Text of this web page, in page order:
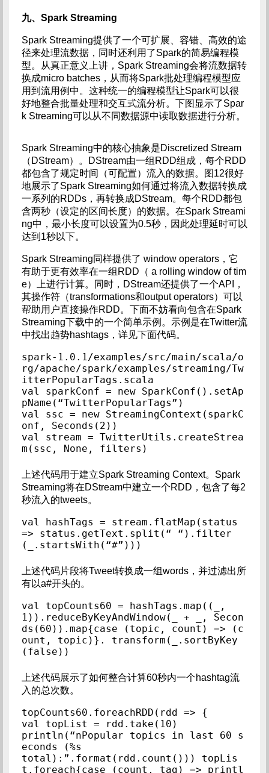
九、Spark Streaming
Spark Streaming提供了一个可扩展、容错、高效的途
径来处理流数据，同时还利用了Spark的简易编程模
型。从真正意义上讲，Spark Streaming会将流数据转
换成micro batches，从而将Spark批处理编程模型应
用到流用例中。这种统一的编程模型让Spark可以很
好地整合批量处理和交互式流分析。下图显示了Spar
k Streaming可以从不同数据源中读取数据进行分析。
Spark Streaming中的核心抽象是Discretized Stream
（DStream）。DStream由一组RDD组成，每个RDD
都包含了规定时间（可配置）流入的数据。图12很好
地展示了Spark Streaming如何通过将流入数据转换成
一系列的RDDs，再转换成DStream。每个RDD都包
含两秒（设定的区间长度）的数据。在Spark Streami
ng中，最小长度可以设置为0.5秒，因此处理延时可以
达到1秒以下。
Spark Streaming同样提供了 window operators，它
有助于更有效率在一组RDD（ a rolling window of tim
e）上进行计算。同时，DStream还提供了一个API，
其操作符（transformations和output operators）可以
帮助用户直接操作RDD。下面不妨看向包含在Spark
Streaming下载中的一个简单示例。示例是在Twitter流
中找出趋势hashtags，详见下面代码。
spark-1.0.1/examples/src/main/scala/o
rg/apache/spark/examples/streaming/Tw
itterPopularTags.scala
val sparkConf = new SparkConf().setAp
pName(“TwitterPopularTags”)
val ssc = new StreamingContext(sparkC
onf, Seconds(2))
val stream = TwitterUtils.createStrea
m(ssc, None, filters)
上述代码用于建立Spark Streaming Context。Spark
Streaming将在DStream中建立一个RDD，包含了每2
秒流入的tweets。
val hashTags = stream.flatMap(status
=> status.getText.split(“ “).filter
(_.startsWith(“#”)))
上述代码片段将Tweet转换成一组words，并过滤出所
有以a#开头的。
val topCounts60 = hashTags.map((_,
1)).reduceByKeyAndWindow(_ + _, Secon
ds(60)).map{case (topic, count) => (c
ount, topic)}. transform(_.sortByKey
(false))
上述代码展示了如何整合计算60秒内一个hashtag流
入的总次数。
topCounts60.foreachRDD(rdd => {
val topList = rdd.take(10)
println(“nPopular topics in last 60 s
econds (%s
total):”.format(rdd.count())) topLis
t.foreach{case (count, tag) => printl